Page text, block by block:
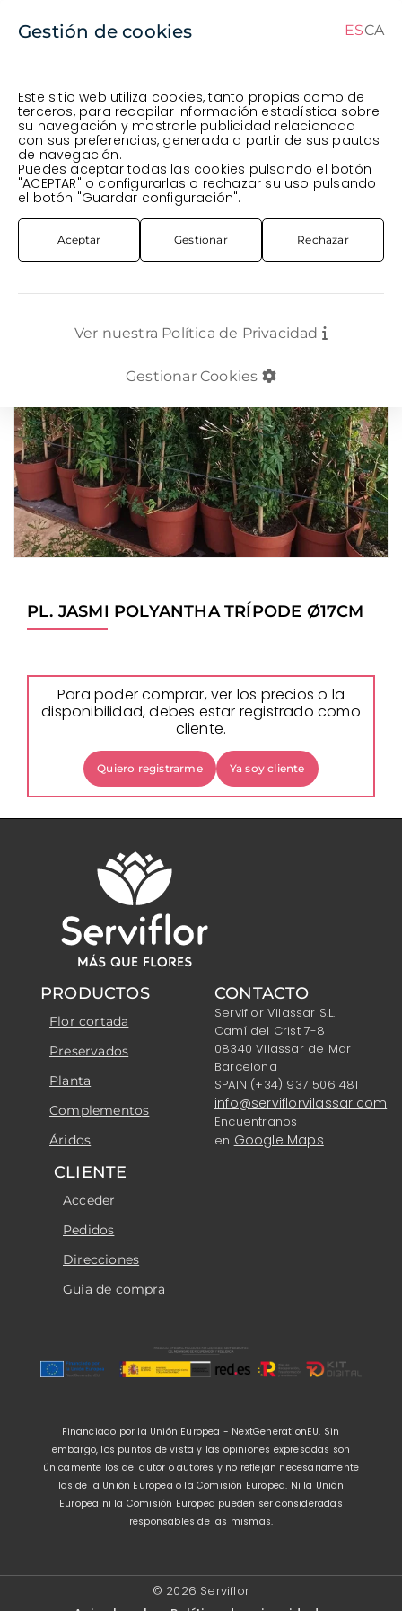
CAES
Pedido en curso (Previsto para el dia) ·
Transportista
Ver Pedido
PLANTA EXTERIOR PL. JASMI POLYANTHA TRÍPODE Ø17CM
PL. JASMI POLYANTHA TRÍPODE Ø17CM
Para poder comprar, ver los precios o la
disponibilidad, debes estar registrado como
cliente.
Quiero registrarme Ya soy cliente
Gestión de cookies ESCA
Este sitio web utiliza cookies, tanto propias como de
terceros, para recopilar información estadística sobre
su navegación y mostrarle publicidad relacionada
con sus preferencias, generada a partir de sus pautas
de navegación.
Puedes aceptar todas las cookies pulsando el botón
"ACEPTAR" o configurarlas o rechazar su uso pulsando
el botón "Guardar configuración".
Aceptar Gestionar Rechazar
Ver nuestra Política de Privacidad
Gestionar Cookies
PRODUCTOS
Flor cortada
Preservados
Planta
Complementos
Áridos
CONTACTO
Serviflor Vilassar S.L.
Camí del Crist 7-8
08340 Vilassar de Mar
Barcelona
SPAIN (+34) 937 506 481
info@serviflorvilassar.com
Encuentranos
en Google Maps
CLIENTE
Acceder
Pedidos
Direcciones
Guia de compra
Financiado por la Unión Europea - NextGenerationEU. Sin
embargo, los puntos de vista y las opiniones expresadas son
únicamente los del autor o autores y no reflejan necesariamente
los de la Unión Europea o la Comisión Europea. Ni la Unión
Europea ni la Comisión Europea pueden ser consideradas
responsables de las mismas.
© 2026 Serviflor